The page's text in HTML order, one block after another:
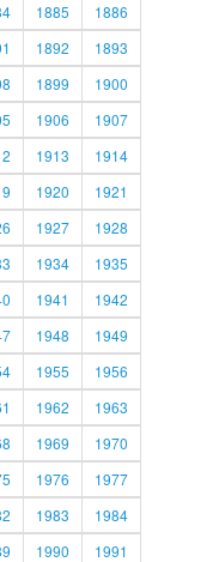
1885
1886
1892
1893
1899
1900
1906
1907
1913
1914
1920
1921
1927
1928
1934
1935
1941
1942
1948
1949
1955
1956
1962
1963
1969
1970
1976
1977
1983
1984
1990
1991